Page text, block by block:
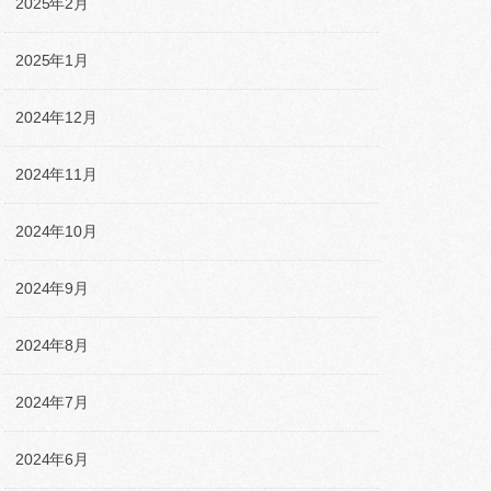
2025年1月
2024年12月
2024年11月
2024年10月
2024年9月
2024年8月
2024年7月
2024年6月